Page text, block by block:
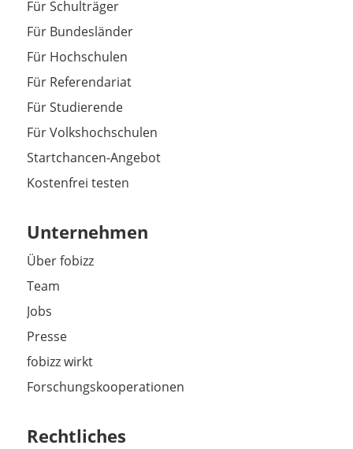
Für Schulträger
Für Bundesländer
Für Hochschulen
Für Referendariat
Für Studierende
Für Volkshochschulen
Startchancen-Angebot
Kostenfrei testen
Unternehmen
Über fobizz
Team
Jobs
Presse
fobizz wirkt
Forschungskooperationen
Rechtliches